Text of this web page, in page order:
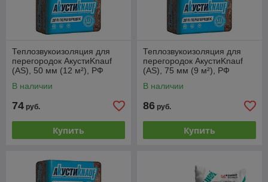
Теплозвукоизоляция для
перегородок АкустиKnauf
(AS), 50 мм (12 м²), РФ
В наличии
74 руб.
Купить
Теплозвукоизоляция для
перегородок АкустиKnauf
(AS), 75 мм (9 м²), РФ
В наличии
86 руб.
Купить